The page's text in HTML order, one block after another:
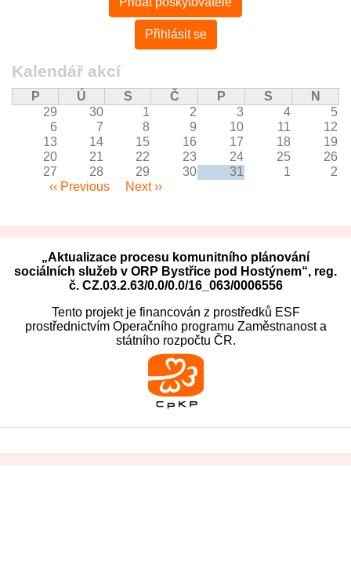
Přihlásit se
Kalendář akcí
P Ú S Č P S
N
29
30 1 2 3 4
5
6
7 8 9 10 11
12
13
14 15 16 17 18
19
20
21 22 23 24 25
26
27
28 29 30 31 1
2
Pagination
‹‹ Previous Next ››
„Aktualizace procesu komunitního plánování
sociálních služeb v ORP Bystřice pod Hostýnem“, reg.
č. CZ.03.2.63/0.0/0.0/16_063/0006556
Tento projekt je financován z prostředků ESF
prostřednictvím Operačního programu Zaměstnanost a
státního rozpočtu ČR.